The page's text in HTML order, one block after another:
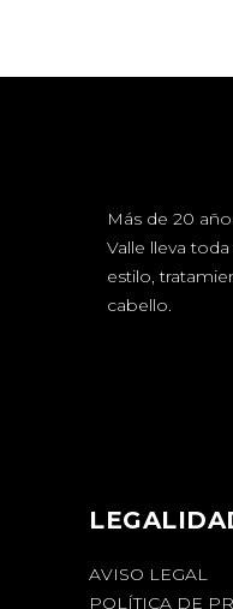
Más de 20
Valle lleva
estilo,
cabello.
AVISO LEGAL
POLÍTICA DE